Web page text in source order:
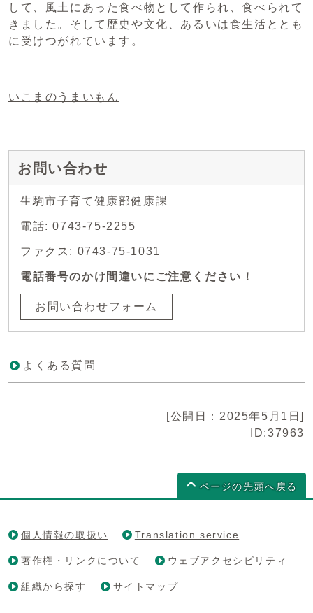
して、風土にあった食べ物として作られ、食べられて
きました。そして歴史や文化、あるいは食生活ととも
に受けつがれています。
いこまのうまいもん
お問い合わせ
生駒市子育て健康部健康課
電話: 0743-75-2255
ファクス: 0743-75-1031
電話番号のかけ間違いにご注意ください！
お問い合わせフォーム
よくある質問
[公開日：2025年5月1日]
ID:37963
ページの先頭へ戻る
個人情報の取扱い Translation service
著作権・リンクについて ウェブアクセシビリティ
組織から探す サイトマップ